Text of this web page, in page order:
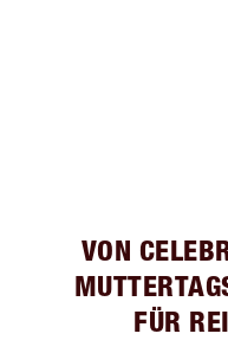
VON
FÜR